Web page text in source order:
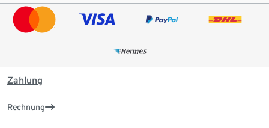
Zahlung
Rechnung